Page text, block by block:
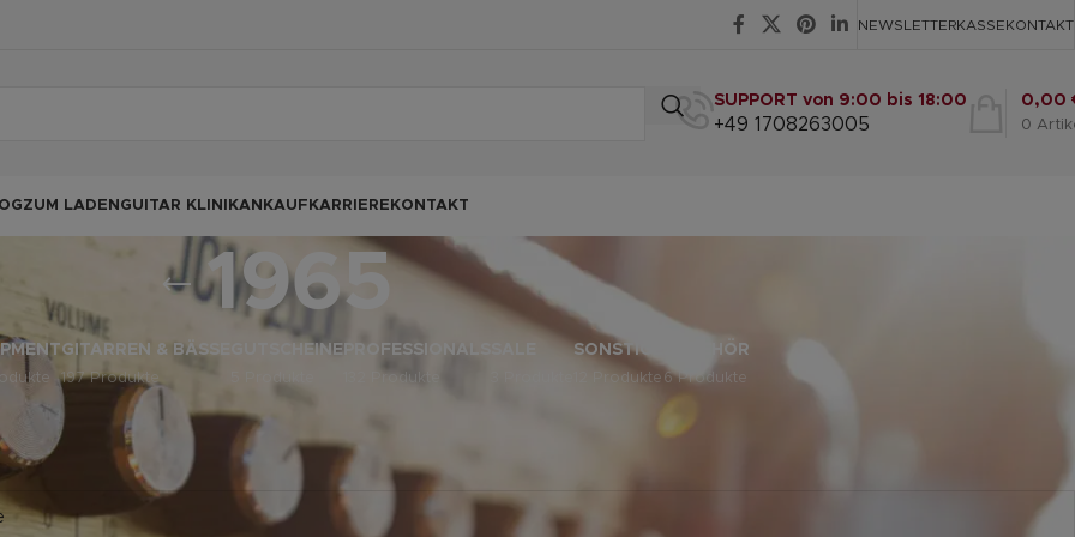
NEWSLETTERKASSEKONTAKT
SUPPORT von 9:00 bis 18:00
+49 1708263005 0
0,00
ZUM LADEN GUITAR KLINIKANKAUF KARRIERE KONTAKT
1965
GITARREN & BÄSSE
197 Produkte
GUTSCHEINE PROFESSIONALS
132 Produkte
SONSTIGE
12 Produkte
ZUBEHÖR
6 Produkte
verschlagwortet mit „1965“
Produkte gefunden, die deiner Auswahl entsprechen.